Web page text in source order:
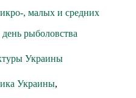
, малых и средних
рыболовства
Украины
Украины,